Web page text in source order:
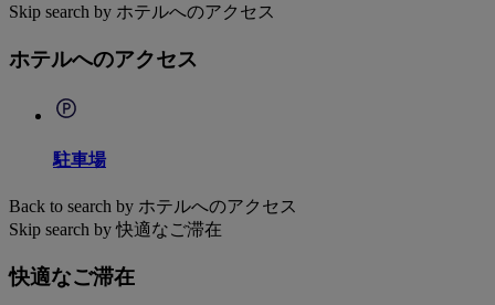
Skip search by ホテルへのアクセス
ホテルへのアクセス
駐車場
Back to search by ホテルへのアクセス
Skip search by 快適なご滞在
快適なご滞在